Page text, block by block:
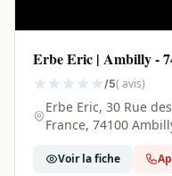
Erbe Eric | Ambilly -
/5( avis)
Erbe Eric, 30 Rue
France, 74100
Voir la fiche